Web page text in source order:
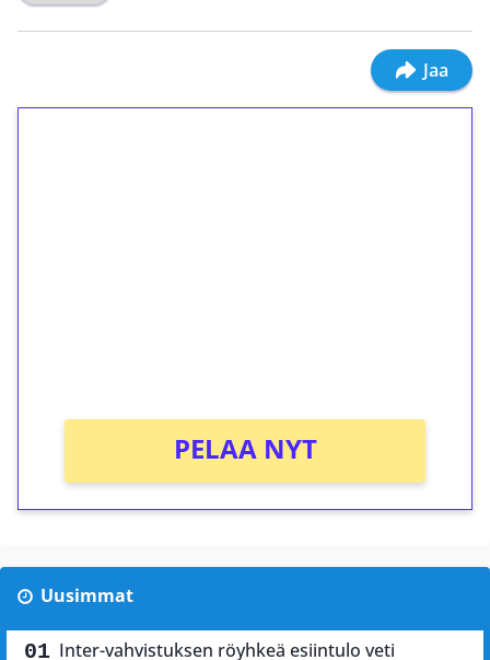
Jaa
PELAA NYT
Uusimmat
Inter-vahvistuksen röyhkeä esiintulo veti